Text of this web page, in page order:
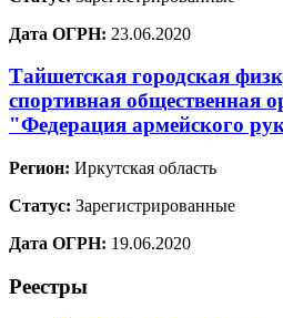
Дата ОГРН: 23.06.2020
Тайшетская городская
спортивная общественная
"Федерация армейского
Регион: Иркутская область
Статус: Зарегистрированные
Дата ОГРН: 19.06.2020
Реестры